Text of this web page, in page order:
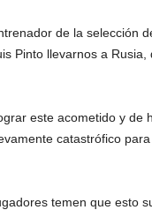
de la selección
Pinto llevarnos a Rusia,
este acometido y de
catastrófico
temen que esto